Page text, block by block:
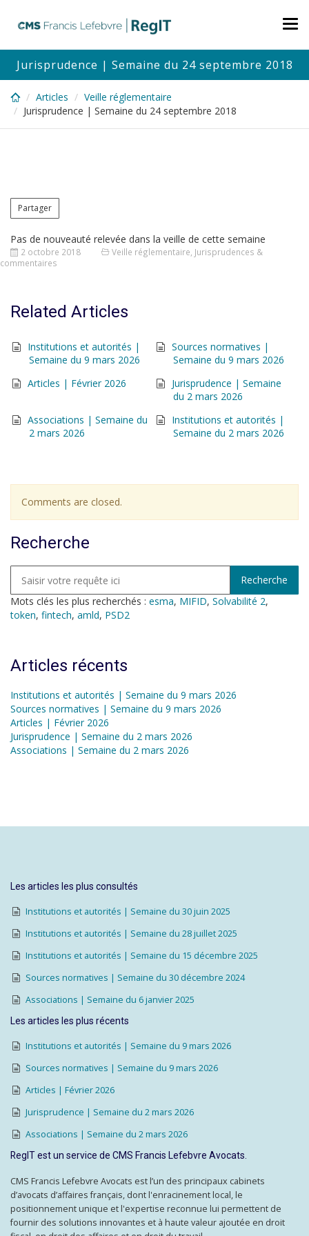
content
Jurisprudence | Semaine du 24 septembre 2018
Articles
Veille réglementaire
Jurisprudence | Semaine du 24 septembre 2018
Partager
Pas de nouveauté relevée dans la veille de cette semaine
2 octobre 2018 Veille réglementaire Jurisprudences &
commentaires
Related Articles
Institutions et autorités |
Semaine du 9 mars 2026
Sources normatives |
Semaine du 9 mars 2026
Articles | Février 2026
Jurisprudence | Semaine
du 2 mars 2026
Associations | Semaine du
2 mars 2026
Institutions et autorités |
Semaine du 2 mars 2026
Comments are closed.
Recherche
Mots clés les plus recherchés : esma, MIFID, Solvabilité 2,
token, fintech, amld, PSD2
Articles récents
Institutions et autorités | Semaine du 9 mars 2026
Sources normatives | Semaine du 9 mars 2026
Articles | Février 2026
Jurisprudence | Semaine du 2 mars 2026
Associations | Semaine du 2 mars 2026
Les articles les plus consultés
Institutions et autorités | Semaine du 30 juin 2025
Institutions et autorités | Semaine du 28 juillet 2025
Institutions et autorités | Semaine du 15 décembre 2025
Sources normatives | Semaine du 30 décembre 2024
Associations | Semaine du 6 janvier 2025
Les articles les plus récents
Institutions et autorités | Semaine du 9 mars 2026
Sources normatives | Semaine du 9 mars 2026
Articles | Février 2026
Jurisprudence | Semaine du 2 mars 2026
Associations | Semaine du 2 mars 2026
RegIT est un service de CMS Francis Lefebvre Avocats.
CMS Francis Lefebvre Avocats est l’un des principaux cabinets
d’avocats d’affaires français, dont l'enracinement local, le
positionnement unique et l'expertise reconnue lui permettent de
fournir des solutions innovantes et à haute valeur ajoutée en droit